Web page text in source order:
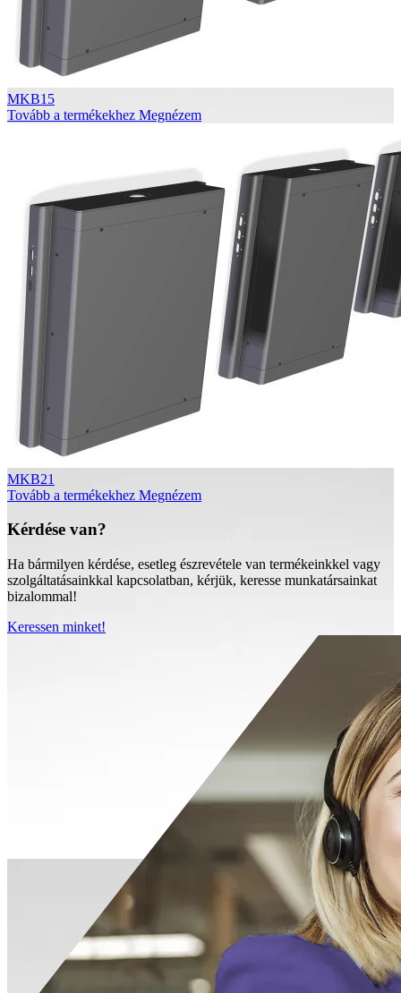
MKB15
Tovább a termékekhez Megnézem
MKB21
Tovább a termékekhez Megnézem
Kérdése van?
Ha bármilyen kérdése, esetleg észrevétele van termékeinkkel vagy
szolgáltatásainkkal kapcsolatban, kérjük, keresse munkatársainkat
bizalommal!
Keressen minket!